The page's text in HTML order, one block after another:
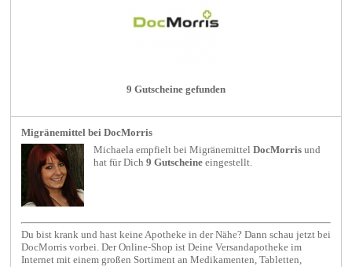
9 Gutscheine gefunden
Migränemittel bei DocMorris
Michaela empfielt beiMigränemittel DocMorris und
hat für Dich9 Gutscheine eingestellt.
Du bist krank und hast keine Apotheke in der Nähe? Dann schau jetzt bei
DocMorris vorbei. Der Online-Shop ist Deine Versandapotheke im
Internet mit einem großen Sortiment an Medikamenten, Tabletten,